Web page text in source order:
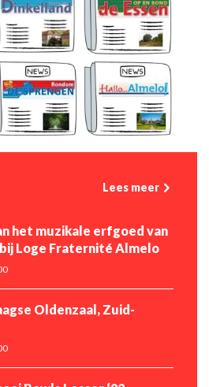
Lees meer
het muzikale erfgoed van
Loge Fraternité Almelo
Oldenzaal, Zuid-